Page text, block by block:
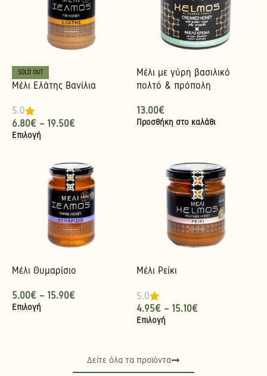
SOLD OUT
Μέλι Ελάτης Βανίλια
5.0
6.80€ – 19.50€
Επιλογή
Μέλι με γύρη βασιλικό
πολτό & πρόπολη
13.00€
Προσθήκη στο καλάθι
Μέλι Θυμαρίσιο
5.00€ – 15.90€
Επιλογή
Μέλι Ρείκι
5.0
4.95€ – 15.10€
Επιλογή
Δείτε όλα τα προϊόντα